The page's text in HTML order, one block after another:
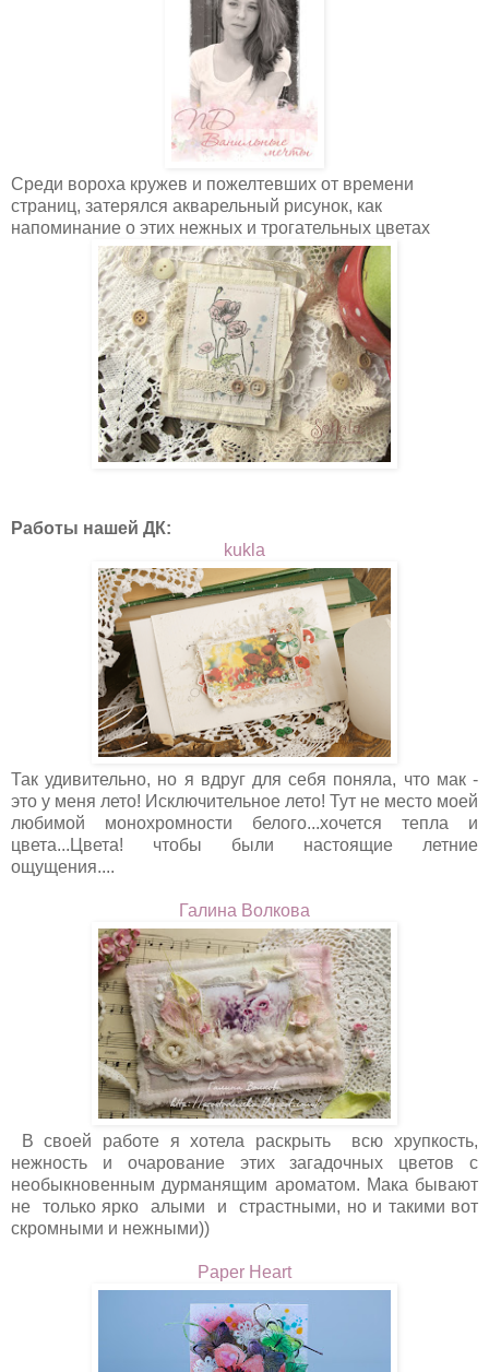
Среди вороха кружев и пожелтевших от времени
страниц, затерялся акварельный рисунок, как
напоминание о этих нежных и трогательных цветах
Работы нашей ДК:
kukla
Так удивительно, но я вдруг для себя поняла, что мак -
это у меня лето! Исключительное лето! Тут не место моей
любимой монохромности белого...хочется тепла и
цвета...Цвета! чтобы были настоящие летние
ощущения....
Галина Волкова
В своей работе я хотела раскрыть всю хрупкость,
нежность и очарование этих загадочных цветов с
необыкновенным дурманящим ароматом. Мака бывают
не только ярко алыми и страстными, но и такими вот
скромными и нежными))
Paper Heart